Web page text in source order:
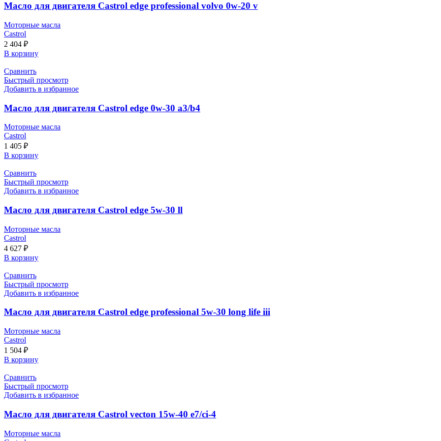
Масло для двигателя Castrol edge professional volvo 0w-20 v
Моторные масла
Castrol
2 404 ₽
В корзину
Сравнить
Быстрый просмотр
Добавить в избранное
Масло для двигателя Castrol edge 0w-30 a3/b4
Моторные масла
Castrol
1 405 ₽
В корзину
Сравнить
Быстрый просмотр
Добавить в избранное
Масло для двигателя Castrol edge 5w-30 ll
Моторные масла
Castrol
4 627 ₽
В корзину
Сравнить
Быстрый просмотр
Добавить в избранное
Масло для двигателя Castrol edge professional 5w-30 long life iii
Моторные масла
Castrol
1 504 ₽
В корзину
Сравнить
Быстрый просмотр
Добавить в избранное
Масло для двигателя Castrol vecton 15w-40 e7/ci-4
Моторные масла